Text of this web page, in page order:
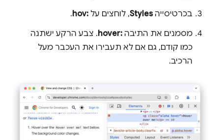
בכרטיסייהStyles, לוחצים על :hov
.
מסמנים את התיבה :hover
. צבע הרקע ישתנה
כמו קודם, גם אם לא תעבירו את העכבר מעל
הרכיב.